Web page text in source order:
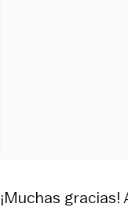
¡Muchas